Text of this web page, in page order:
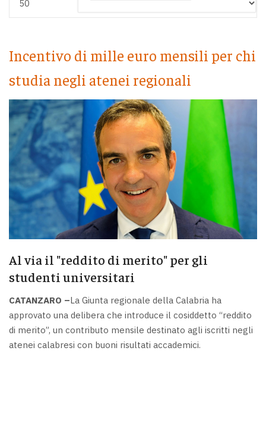
Incentivo di mille euro mensili per chi
studia negli atenei regionali
Al via il "reddito di merito" per gli
studenti universitari
CATANZARO –La Giunta regionale della Calabria ha
approvato una delibera che introduce il cosiddetto “reddito
di merito”, un contributo mensile destinato agli iscritti negli
atenei calabresi con buoni risultati accademici.